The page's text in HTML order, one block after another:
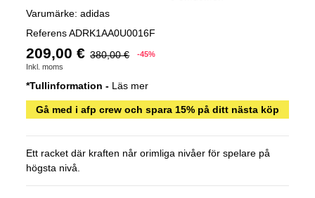
Varumärke: adidas
Referens ADRK1AA0U0016F
209,00 € 380,00 €
-45%
Inkl. moms
*Tullinformation - Läs mer
Gå med i afp crew och spara 15% på ditt nästa köp
Ett racket där kraften når orimliga nivåer för spelare på
högsta nivå.